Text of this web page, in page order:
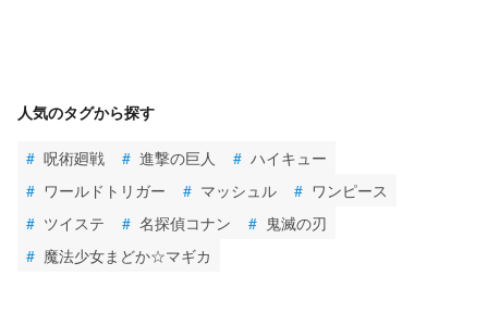
人気のタグから探す
# 呪術廻戦 # 進撃の巨人 # ハイキュー
# ワールドトリガー # マッシュル # ワンピース
# ツイステ # 名探偵コナン # 鬼滅の刃
# 魔法少女まどか☆マギカ